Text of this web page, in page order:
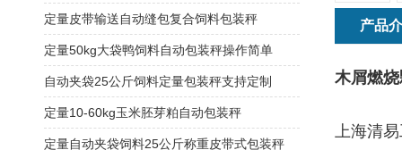
产品
木屑燃
上海清
定量皮带输送自动缝包复合饲料包装秤
定量50kg大袋鸭饲料自动包装秤操作简单
自动夹袋25公斤饲料定量包装秤支持定制
定量10-60kg玉米胚芽粕自动包装秤
定量自动夹袋饲料25公斤称重皮带式包装秤